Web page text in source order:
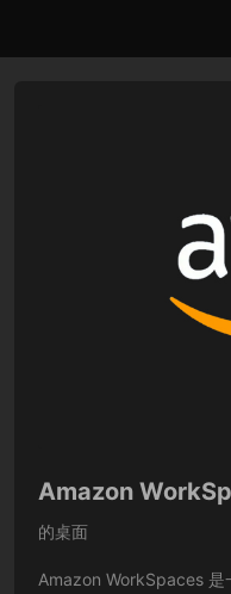
Amazon
的桌面
Amazon WorkSpaces 是